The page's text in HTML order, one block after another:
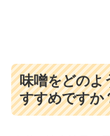
味噌をどのよ
すすめですか